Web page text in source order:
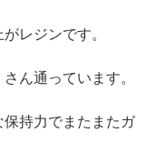
レジンです。
ん通っています。
持力でまたまたガ